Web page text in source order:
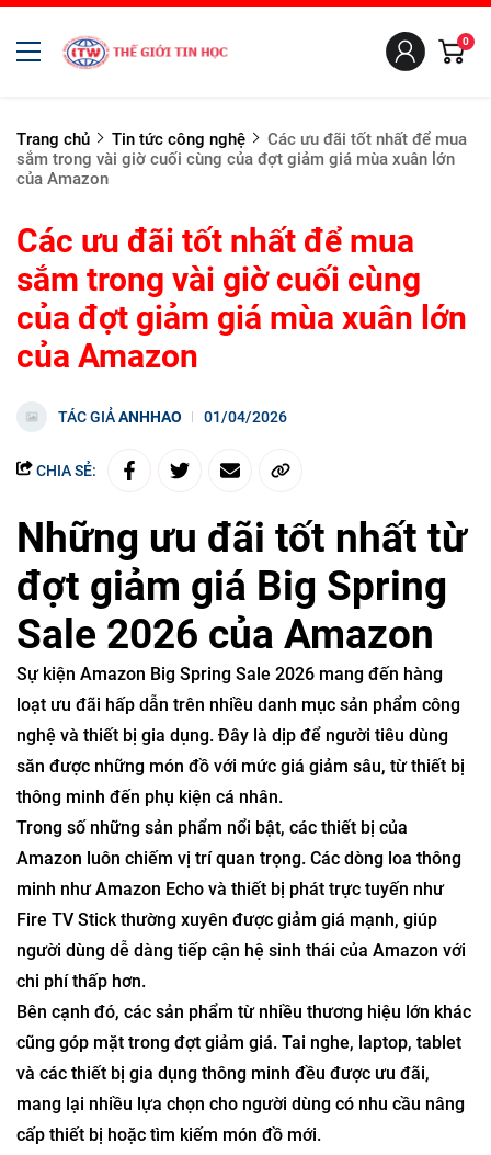
0
Trang chủ Tin tức công nghệ
Các ưu đãi tốt nhất để mua
sắm trong vài giờ cuối cùng của đợt giảm giá mùa xuân lớn
của Amazon
Các ưu đãi tốt nhất để mua
sắm trong vài giờ cuối cùng
của đợt giảm giá mùa xuân lớn
của Amazon
TÁC GIẢANHHAO 01/04/2026
CHIA SẺ:
Những ưu đãi tốt nhất từ
đợt giảm giá Big Spring
Sale 2026 của Amazon
Sự kiện Amazon Big Spring Sale 2026 mang đến hàng
loạt ưu đãi hấp dẫn trên nhiều danh mục sản phẩm công
nghệ và thiết bị gia dụng. Đây là dịp để người tiêu dùng
săn được những món đồ với mức giá giảm sâu, từ thiết bị
thông minh đến phụ kiện cá nhân.
Trong số những sản phẩm nổi bật, các thiết bị của
Amazon luôn chiếm vị trí quan trọng. Các dòng loa thông
minh như Amazon Echo và thiết bị phát trực tuyến như
Fire TV Stick thường xuyên được giảm giá mạnh, giúp
người dùng dễ dàng tiếp cận hệ sinh thái của Amazon với
chi phí thấp hơn.
Bên cạnh đó, các sản phẩm từ nhiều thương hiệu lớn khác
cũng góp mặt trong đợt giảm giá. Tai nghe, laptop, tablet
và các thiết bị gia dụng thông minh đều được ưu đãi,
mang lại nhiều lựa chọn cho người dùng có nhu cầu nâng
cấp thiết bị hoặc tìm kiếm món đồ mới.